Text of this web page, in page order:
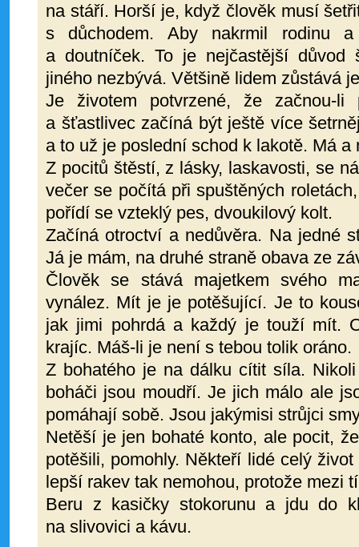
na stáří. Horší je, když člověk musí
s důchodem. Aby nakrmil rodinu
a doutníček. To je nejčastější důvod
jiného nezbývá. Většině lidem zůstává
Je životem potvrzené, že začnou-li
a šťastlivec začíná být ještě více
a to už je poslední schod k lakotě. Má a
Z pocitů štěstí, z lásky, laskavosti, se
večer se počítá při spuštěných
pořídí se vzteklý pes, dvoukilový kolt.
Začíná otroctví a nedůvěra. Na jedné
Já je mám, na druhé straně obava ze
Člověk se stává majetkem svého
vynález. Mít je je potěšující. Je to
jak jimi pohrdá a každý je touží mít.
krajíc. Máš-li je není s tebou tolik oráno.
Z bohatého je na dálku cítit síla.
boháči jsou moudří. Je jich málo ale
pomáhají sobě. Jsou jakýmisi strůjci
Netěší je jen bohaté konto, ale pocit,
potěšili, pomohly. Někteří lidé celý
lepší rakev tak nemohou, protože mezi
Beru z kasičky stokorunu a jdu do
na slivovici a kávu.